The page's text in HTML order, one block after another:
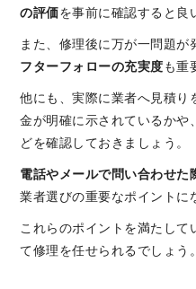
の評価を事前に確認すると良
また、修理後に万が一問題が
フターフォローの充実度 も重
他にも、実際に業者へ見積り
金が明確に示されているかや
どを確認しておきましょう。
電話やメールで問い合わせた
業者選びの重要なポイントに
これらのポイントを満たして
て修理を任せられるでしょう。